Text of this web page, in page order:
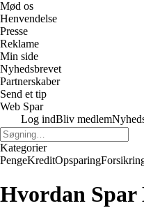
Mød os
Henvendelse
Presse
Reklame
Min side
Nyhedsbrevet
Partnerskaber
Send et tip
Web Spar
Log indBliv medlem
Kategorier
PengeKreditOpsparing
Hvordan Spar